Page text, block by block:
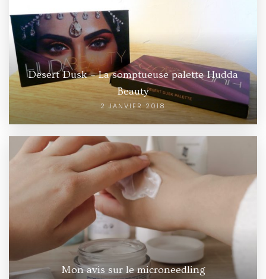
Desert Dusk – La somptueuse palette Hudda
Beauty
2 JANVIER 2018
Mon avis sur le microneedling